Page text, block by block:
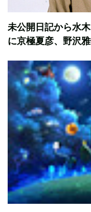
未公開日記から水
に京極夏彦、野沢